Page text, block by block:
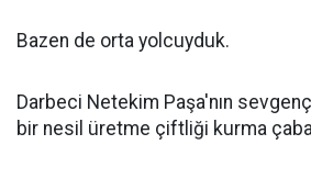
Bazen de orta yolcuyduk.
Darbeci Netekim Paşa'nın
bir nesil üretme çiftliği kurma